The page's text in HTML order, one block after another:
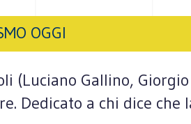
OGGI
(Luciano Gallino,
Dedicato a chi dice